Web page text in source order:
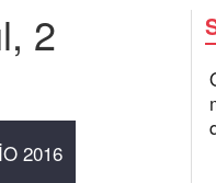
2
2016